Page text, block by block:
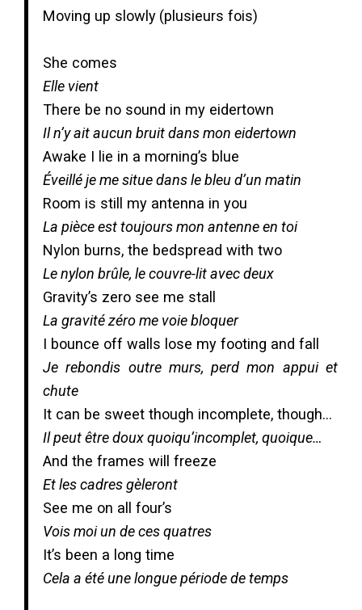
Moving up slowly (plusieurs fois)
She comes
Elle vient
There be no sound in my eidertown
Il n’y ait aucun bruit dans mon eidertown
Awake I lie in a morning’s blue
Éveillé je me situe dans le bleu d’un matin
Room is still my antenna in you
La pièce est toujours mon antenne en toi
Nylon burns, the bedspread with two
Le nylon brûle, le couvre-lit avec deux
Gravity’s zero see me stall
La gravité zéro me voie bloquer
I bounce off walls lose my footing and fall
Je rebondis outre murs, perd mon appui et
chute
It can be sweet though incomplete, though…
Il peut être doux quoiqu’incomplet, quoique…
And the frames will freeze
Et les cadres gèleront
See me on all four’s
Vois moi un de ces quatres
It’s been a long time
Cela a été une longue période de temps